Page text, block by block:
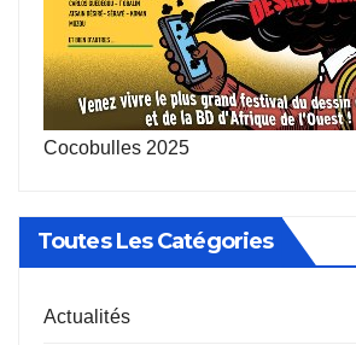
Cocobulles 2025
Toutes Les Catégories
Actualités